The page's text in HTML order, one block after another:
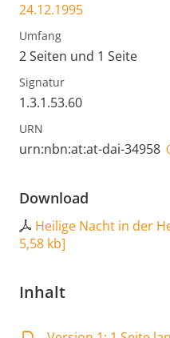
24.12.1995
Umfang
2 Seiten und 1 Seite
Signatur
1.3.1.53.60
URN
urn:nbn:at:at-dai-34958
Download
Heilige Nacht in der
5,58 kb]
Inhalt